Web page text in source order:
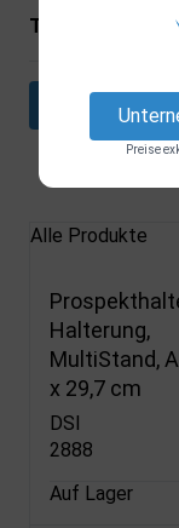
Technische
Datenblatt
Alle Produkte
Halterung,
MultiStand,
x 29,7 cm
DSI
2888
Auf Lager
Preise